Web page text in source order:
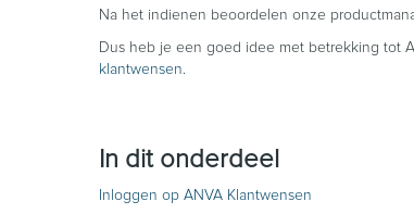
Na het indienen beoordelen onze
Dus heb je een goed idee met betrekking tot
klantwensen
In dit onderdeel
Inloggen op ANVA Klantwensen